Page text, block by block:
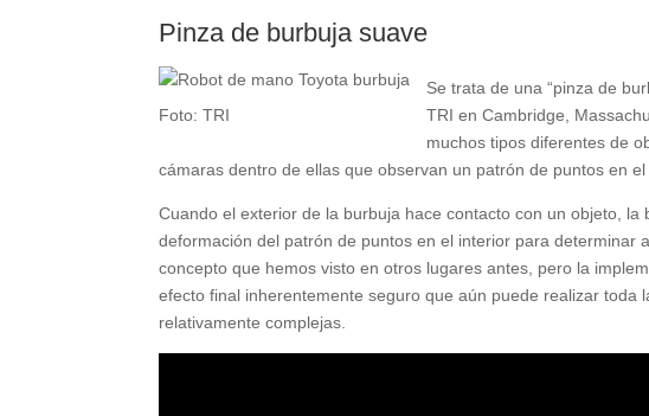
Pinza de burbuja suave
Foto: TRI
Se trata de una “pinza de
TRI en Cambridge,
muchos tipos diferentes de
cámaras dentro de ellas que observan un patrón de puntos en
Cuando el exterior de la burbuja hace contacto con un objeto,
deformación del patrón de puntos en el interior para determinar
concepto que hemos visto en otros lugares antes, pero la
efecto final inherentemente seguro que aún puede realizar toda
relativamente complejas.